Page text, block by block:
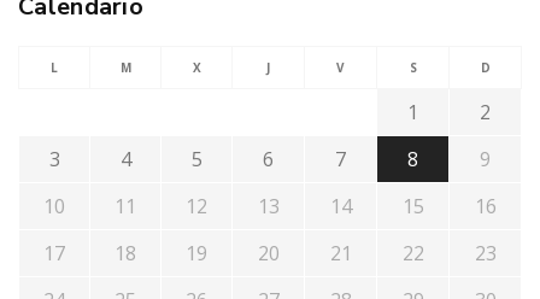
Calendario
L M X J V S D
1
2
3
4 5 6 7 8
9
10
11 12 13 14 15
16
17
18 19 20 21 22
23